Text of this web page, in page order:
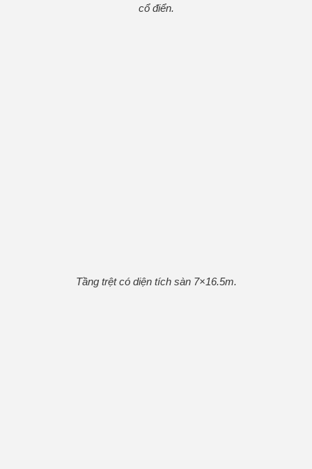
cổ điển.
Tầng trệt có diện tích sàn 7×16.5m.